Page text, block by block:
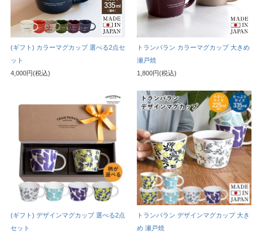
(ギフト) カラーマグカップ 選べる2点セ
ット
4,000円(税込)
トランパラン カラーマグカップ 大きめ
瀬戸焼
1,800円(税込)
(ギフト) デザインマグカップ 選べる2点
セット
トランパラン デザインマグカップ 大き
め 瀬戸焼